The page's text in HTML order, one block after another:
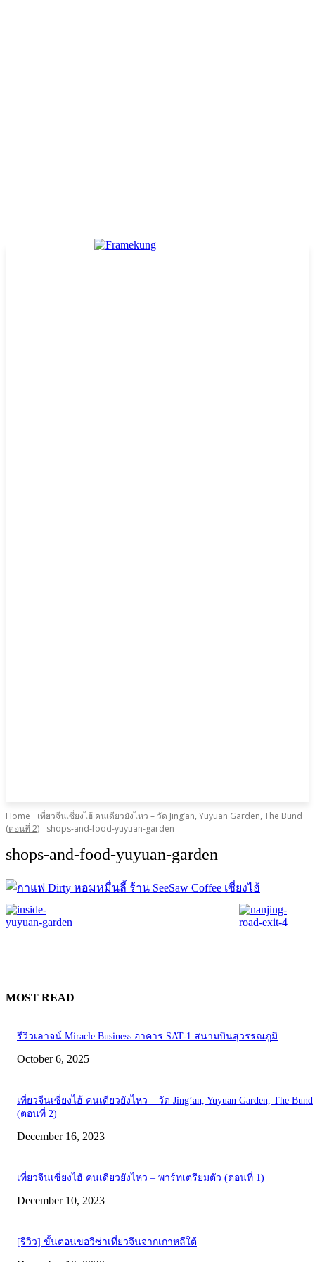
Home
เที่ยวจีนเซี่ยงไฮ้ คนเดียวยังไหว – วัด Jing’an, Yuyuan Garden, The Bund
(ตอนที่ 2)
shops-and-food-yuyuan-garden
shops-and-food-yuyuan-garden
MOST READ
รีวิวเลาจน์ Miracle Business อาคาร SAT-1 สนามบินสุวรรณภูมิ
October 6, 2025
เที่ยวจีนเซี่ยงไฮ้ คนเดียวยังไหว – วัด Jing’an, Yuyuan Garden, The Bund
(ตอนที่ 2)
December 16, 2023
เที่ยวจีนเซี่ยงไฮ้ คนเดียวยังไหว – พาร์ทเตรียมตัว (ตอนที่ 1)
December 10, 2023
[รีวิว] ขั้นตอนขอวีซ่าเที่ยวจีนจากเกาหลีใต้